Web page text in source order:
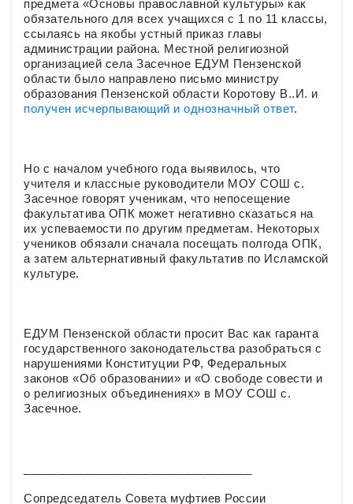
предмета «Основы православной культуры» как
обязательного для всех учащихся с 1 по 11 классы,
ссылаясь на якобы устный приказ главы
администрации района. Местной религиозной
организацией села Засечное ЕДУМ Пензенской
области было направлено письмо министру
образования Пензенской области Коротову В..И. и
получен исчерпывающий и однозначный ответ.
Но с началом учебного года выявилось, что
учителя и классные руководители МОУ СОШ с.
Засечное говорят ученикам, что непосещение
факультатива ОПК может негативно сказаться на
их успеваемости по другим предметам. Некоторых
учеников обязали сначала посещать полгода ОПК,
а затем альтернативный факультатив по Исламской
культуре.
ЕДУМ Пензенской области просит Вас как гаранта
государственного законодательства разобраться с
нарушениями Конституции РФ, Федеральных
законов «Об образовании» и «О свободе совести и
о религиозных объединениях» в МОУ СОШ с.
Засечное.
Сопредседатель Совета муфтиев России